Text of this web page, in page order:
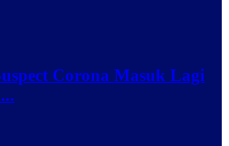
Corona Masuk Lagi